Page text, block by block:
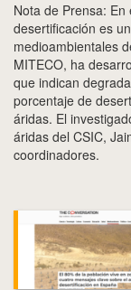
Nota de Prensa:
desertificación es
medioambientales
MITECO, ha
que indican
porcentaje de
áridas. El
áridas del CSIC,
coordinadores.